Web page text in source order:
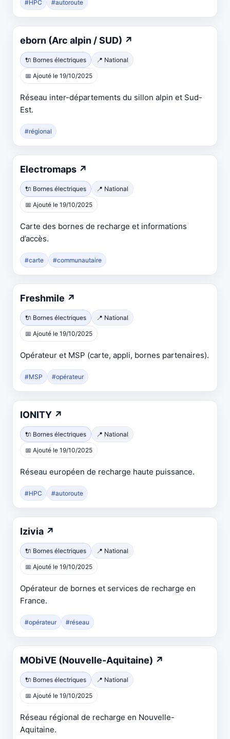
#HPC #autoroute
eborn (Arc alpin / SUD) ↗
onglet
🔌 Bornes électriques 📍 National
📅 Ajouté le 19/10/2025
Réseau inter-départements du sillon alpin et Sud-
Est.
#régional
Electromaps ↗
dans
un
onglet
🔌 Bornes électriques 📍 National
📅 Ajouté le 19/10/2025
Carte des bornes de recharge et informations
d’accès.
#carte #communautaire
Freshmile ↗
dans
un
onglet
🔌 Bornes électriques 📍 National
📅 Ajouté le 19/10/2025
Opérateur et MSP (carte, appli, bornes partenaires).
#MSP #opérateur
IONITY ↗
dans
un
onglet
🔌 Bornes électriques 📍 National
📅 Ajouté le 19/10/2025
Réseau européen de recharge haute puissance.
#HPC #autoroute
Izivia ↗
dans
un
onglet
🔌 Bornes électriques 📍 National
📅 Ajouté le 19/10/2025
Opérateur de bornes et services de recharge en
France.
#opérateur #réseau
MObiVE (Nouvelle-Aquitaine) ↗
onglet
🔌 Bornes électriques 📍 National
📅 Ajouté le 19/10/2025
Réseau régional de recharge en Nouvelle-
Aquitaine.